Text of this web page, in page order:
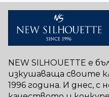
NEW SILHOUETTE е
изкушаваща своите
1996 година. И днес, с